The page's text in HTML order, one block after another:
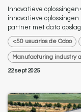
Innovatieve
innovatieve
partner met data opslag
<50 usuarios de Odoo
Manufacturing industry
22 sept 2025